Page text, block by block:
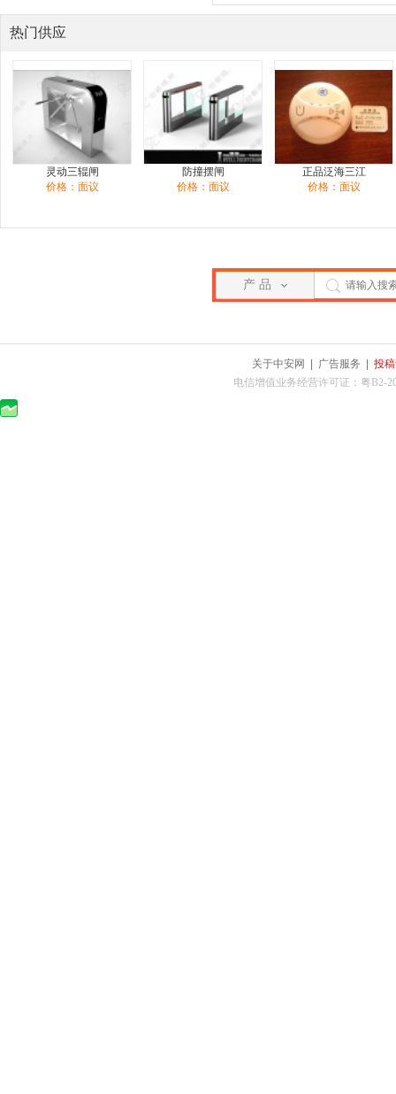
热门供应
灵动三辊闸
价格：面议
防撞摆闸
价格：面议
正品泛海三江
价格：面议
产 品
关于中安网 广告服务
投
电信增值业务经营许可证：粤